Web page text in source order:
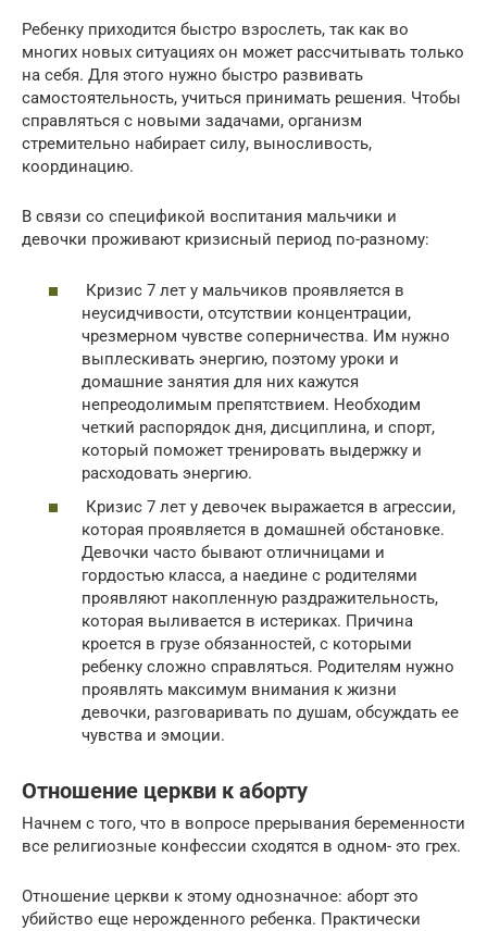
Ребенку приходится быстро взрослеть, так как во
многих новых ситуациях он может рассчитывать только
на себя. Для этого нужно быстро развивать
самостоятельность, учиться принимать решения. Чтобы
справляться с новыми задачами, организм
стремительно набирает силу, выносливость,
координацию.
В связи со спецификой воспитания мальчики и
девочки проживают кризисный период по-разному:
Кризис 7 лет у мальчиков проявляется в
неусидчивости, отсутствии концентрации,
чрезмерном чувстве соперничества. Им нужно
выплескивать энергию, поэтому уроки и
домашние занятия для них кажутся
непреодолимым препятствием. Необходим
четкий распорядок дня, дисциплина, и спорт,
который поможет тренировать выдержку и
расходовать энергию.
Кризис 7 лет у девочек выражается в агрессии,
которая проявляется в домашней обстановке.
Девочки часто бывают отличницами и
гордостью класса, а наедине с родителями
проявляют накопленную раздражительность,
которая выливается в истериках. Причина
кроется в грузе обязанностей, с которыми
ребенку сложно справляться. Родителям нужно
проявлять максимум внимания к жизни
девочки, разговаривать по душам, обсуждать ее
чувства и эмоции.
Отношение церкви к аборту
Начнем с того, что в вопросе прерывания беременности
все религиозные конфессии сходятся в одном- это грех.
Отношение церкви к этому однозначное: аборт это
убийство еще нерожденного ребенка. Практически